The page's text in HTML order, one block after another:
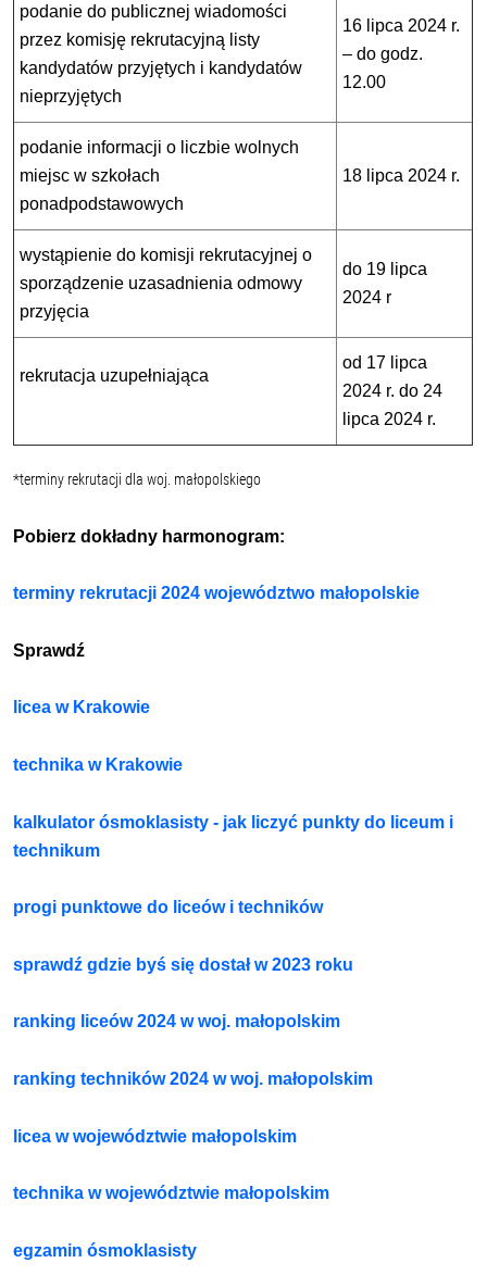
podanie do publicznej wiadomości
przez komisję rekrutacyjną listy
kandydatów przyjętych i kandydatów
nieprzyjętych
16 lipca 2024 r.
– do godz.
12.00
podanie informacji o liczbie wolnych
miejsc w szkołach
ponadpodstawowych
18 lipca 2024 r.
wystąpienie do komisji rekrutacyjnej o
sporządzenie uzasadnienia odmowy
przyjęcia
do 19 lipca
2024 r
rekrutacja uzupełniająca
od 17 lipca
2024 r. do 24
lipca 2024 r.
*terminy rekrutacji dla woj. małopolskiego
Pobierz dokładny harmonogram:
terminy rekrutacji 2024 województwo małopolskie
Sprawdź
licea w Krakowie
technika w Krakowie
kalkulator ósmoklasisty - jak liczyć punkty do liceum i
technikum
progi punktowe do liceów i techników
sprawdź gdzie byś się dostał w 2023 roku
ranking liceów 2024 w woj. małopolskim
ranking techników 2024 w woj. małopolskim
licea w województwie małopolskim
technika w województwie małopolskim
egzamin ósmoklasisty